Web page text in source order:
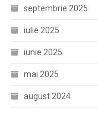
septembrie 2025
iulie 2025
iunie 2025
mai 2025
august 2024